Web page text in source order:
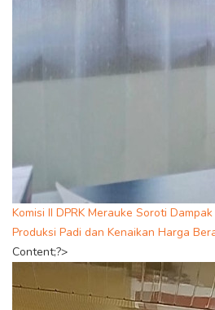
Komisi II DPRK Merauke Soroti
Produksi Padi dan Kenaikan Harga
Content;?>